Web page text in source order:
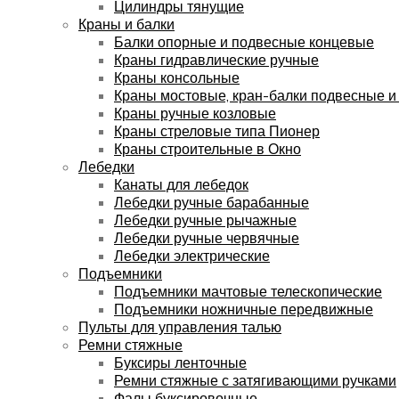
Цилиндры тянущие
Краны и балки
Балки опорные и подвесные концевые
Краны гидравлические ручные
Краны консольные
Краны мостовые, кран-балки подвесные
Краны ручные козловые
Краны стреловые типа Пионер
Краны строительные в Окно
Лебедки
Канаты для лебедок
Лебедки ручные барабанные
Лебедки ручные рычажные
Лебедки ручные червячные
Лебедки электрические
Подъемники
Подъемники мачтовые телескопические
Подъемники ножничные передвижные
Пульты для управления талью
Ремни стяжные
Буксиры ленточные
Ремни стяжные с затягивающими ручками